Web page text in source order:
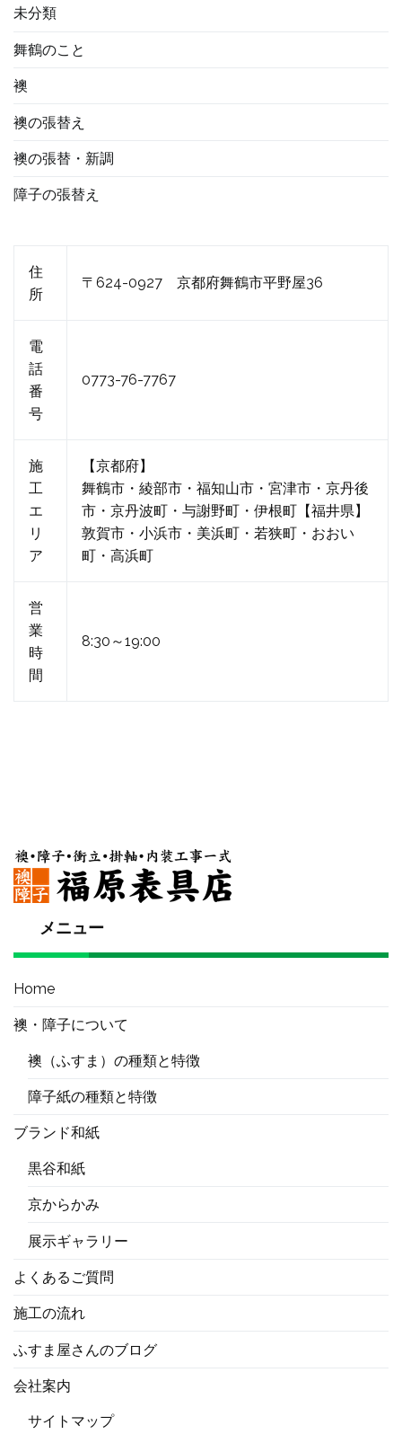
未分類
舞鶴のこと
襖
襖の張替え
襖の張替・新調
障子の張替え
住
所
〒624-0927 京都府舞鶴市平野屋36
電
話
番
号
0773-76-7767
施
工
エ
リ
ア
【京都府】
舞鶴市・綾部市・福知山市・宮津市・京丹後
市・京丹波町・与謝野町・伊根町【福井県】
敦賀市・小浜市・美浜町・若狭町・おおい
町・高浜町
営
業
時
間
8:30～19:00
メニュー
Home
襖・障子について
襖（ふすま）の種類と特徴
障子紙の種類と特徴
ブランド和紙
黒谷和紙
京からかみ
展示ギャラリー
よくあるご質問
施工の流れ
ふすま屋さんのブログ
会社案内
サイトマップ